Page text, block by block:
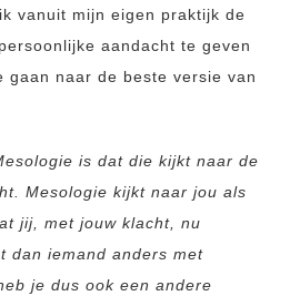
vanuit mijn eigen praktijk de
aandacht te geven
gaan naar de beste versie van
is dat die kijkt naar de
Mesologie kijkt naar jou als
jij, met jouw klacht, nu
dan iemand anders met
je dus ook een andere